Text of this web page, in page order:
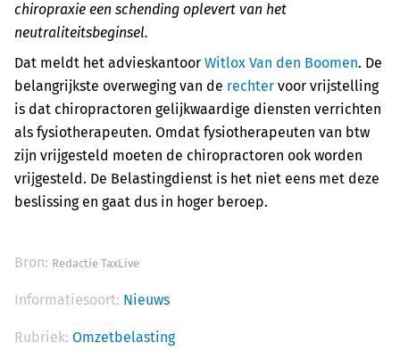
chiropraxie een schending oplevert van het
neutraliteitsbeginsel.
Dat meldt het advieskantoor Witlox Van den Boomen. De
belangrijkste overweging van de rechter voor vrijstelling
is dat chiropractoren gelijkwaardige diensten verrichten
als fysiotherapeuten. Omdat fysiotherapeuten van btw
zijn vrijgesteld moeten de chiropractoren ook worden
vrijgesteld. De Belastingdienst is het niet eens met deze
beslissing en gaat dus in hoger beroep.
Bron: Redactie TaxLive
Informatiesoort: Nieuws
Rubriek: Omzetbelasting